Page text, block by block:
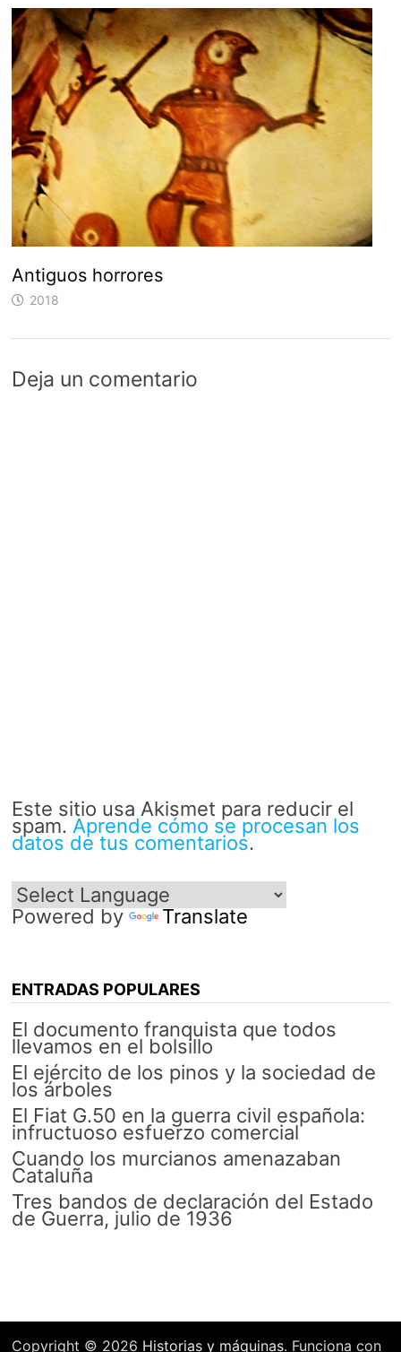
Antiguos horrores
2018
Deja un comentario
Este sitio usa Akismet para reducir el
spam. Aprende cómo se procesan los
datos de tus comentarios.
Powered by Translate
ENTRADAS POPULARES
El documento franquista que todos
llevamos en el bolsillo
El ejército de los pinos y la sociedad de
los árboles
El Fiat G.50 en la guerra civil española:
infructuoso esfuerzo comercial
Cuando los murcianos amenazaban
Cataluña
Tres bandos de declaración del Estado
de Guerra, julio de 1936
Copyright © 2026 Historias y máquinas. Funciona con